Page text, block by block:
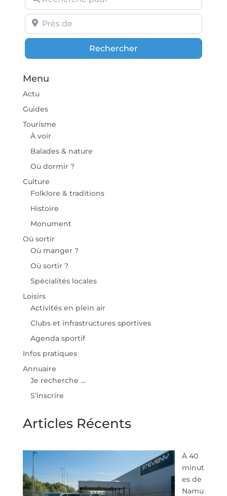
Près de
RechercherRechercher
Menu
Actu
Guides
Tourisme
À voir
Balades & nature
Où dormir ?
Culture
Folklore & traditions
Histoire
Monument
Où sortir
Où manger ?
Où sortir ?
Spécialités locales
Loisirs
Activités en plein air
Clubs et infrastructures sportives
Agenda sportif
Infos pratiques
Annuaire
Je recherche …
S’inscrire
Articles Récents
À 40
minut
es de
Namu